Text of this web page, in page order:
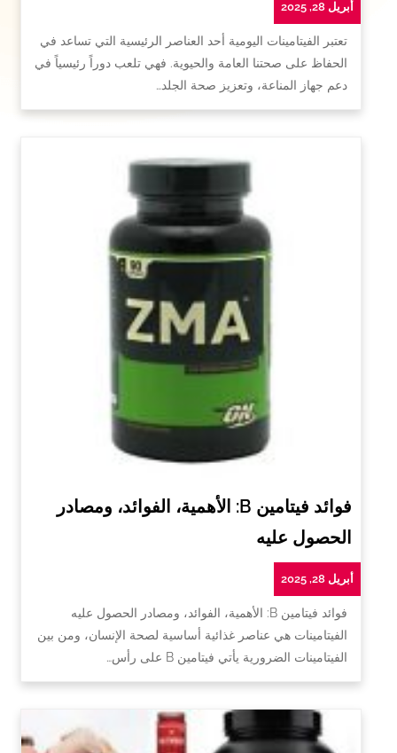
أبريل 28, 2025
تعتبر الفيتامينات اليومية أحد العناصر الرئيسية التي تساعد في
الحفاظ على صحتنا العامة والحيوية. فهي تلعب دوراً رئيسياً في
دعم جهاز المناعة، وتعزيز صحة الجلد…
فوائد فيتامين B: الأهمية، الفوائد، ومصادر
الحصول عليه
أبريل 28, 2025
فوائد فيتامين B: الأهمية، الفوائد، ومصادر الحصول عليه
الفيتامينات هي عناصر غذائية أساسية لصحة الإنسان، ومن بين
الفيتامينات الضرورية يأتي فيتامين B على رأس…